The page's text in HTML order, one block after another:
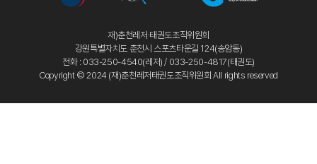
재)춘천레저·태권도조직위원회
강원특별자치도 춘천시 스포츠타운길 124(송암동)
전화 : 033-250-4540(레저) / 033-250-4817(태권도)
Copyright © 2024 (재)춘천레저태권도조직위원회 All rights reserved